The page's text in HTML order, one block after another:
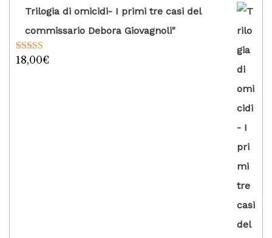
Trilogia di omicidi- I primi tre casi del
commissario Debora Giovagnoli"
Valutato
18,00€